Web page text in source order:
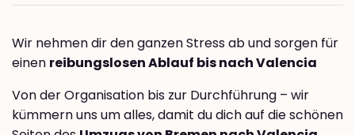
Wir nehmen dir den ganzen Stress ab und sorgen für
einen reibungslosen Ablauf bis nach Valencia
Von der Organisation bis zur Durchführung – wir
kümmern uns um alles, damit du dich auf die schönen